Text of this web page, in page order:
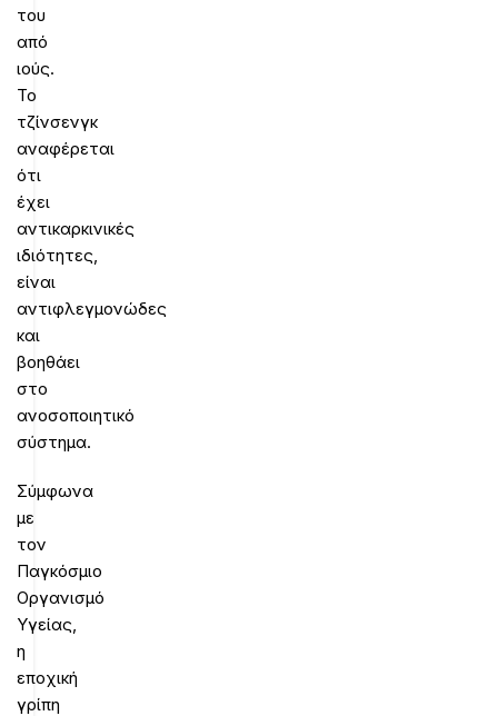
του
από
ιούς.
Το
τζίνσενγκ
αναφέρεται
ότι
έχει
αντικαρκινικές
ιδιότητες,
είναι
αντιφλεγμονώδες
και
βοηθάει
στο
ανοσοποιητικό
σύστημα.
Σύμφωνα
με
τον
Παγκόσμιο
Οργανισμό
Υγείας,
η
εποχική
γρίπη